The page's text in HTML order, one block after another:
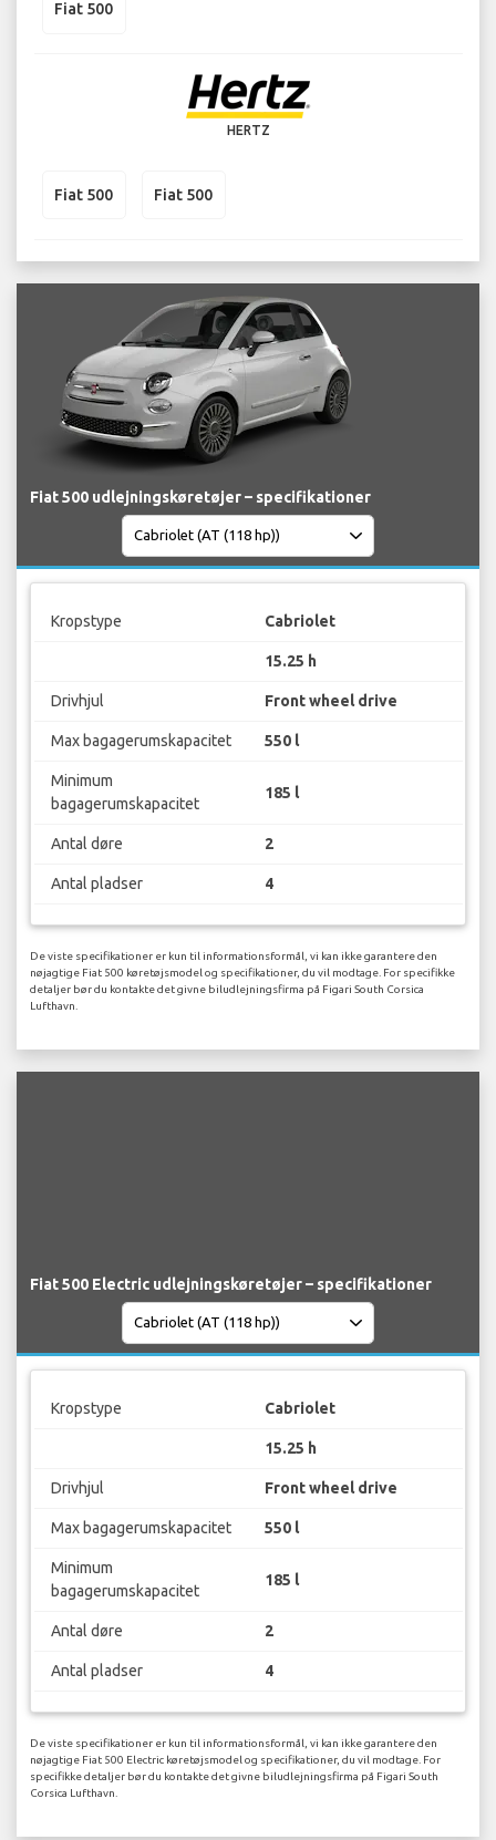
Fiat 500
HERTZ
Fiat 500 Fiat 500
Fiat 500 udlejningskøretøjer – specifikationer
Kropstype Cabriolet
15.25 h
Drivhjul Front wheel drive
Max bagagerumskapacitet 550 l
Minimum
bagagerumskapacitet
185 l
Antal døre 2
Antal pladser 4
De viste specifikationer er kun til informationsformål, vi kan ikke garantere den
nøjagtige Fiat 500 køretøjsmodel og specifikationer, du vil modtage. For specifikke
detaljer bør du kontakte det givne biludlejningsfirma på Figari South Corsica
Lufthavn.
Fiat 500 Electric udlejningskøretøjer – specifikationer
Kropstype Cabriolet
15.25 h
Drivhjul Front wheel drive
Max bagagerumskapacitet 550 l
Minimum
bagagerumskapacitet
185 l
Antal døre 2
Antal pladser 4
De viste specifikationer er kun til informationsformål, vi kan ikke garantere den
nøjagtige Fiat 500 Electric køretøjsmodel og specifikationer, du vil modtage. For
specifikke detaljer bør du kontakte det givne biludlejningsfirma på Figari South
Corsica Lufthavn.